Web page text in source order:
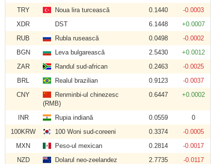
TRY
Noua lira turcească 0.1440
-0.0003
XDR
DST 6.1448
+0.0007
RUB
Rubla rusească 0.0498
-0.0002
BGN
Leva bulgarească 2.5430
+0.0012
ZAR
Randul sud-african 0.2463
-0.0025
BRL
Realul brazilian 0.9123
-0.0037
CNY
Renminbi-ul chinezesc
(RMB)
0.6447 +0.0002
INR Rupia indiană 0.0559
0
100KRW
100 Woni sud-coreeni 0.3374
-0.0005
MXN
Peso-ul mexican 0.2814
-0.0017
NZD
Dolarul neo-zeelandez 2.7735
-0.0117